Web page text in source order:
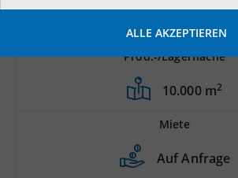
Prod.-/Lagerfläche
10.000 m2
Miete
Auf Anfrage
ALLE AKZEPTIEREN